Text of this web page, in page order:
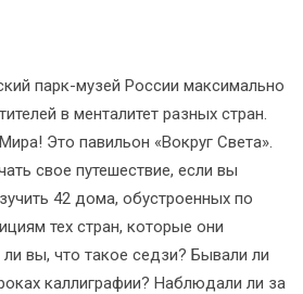
парк-музей России максимально
в менталитет разных стран.
Это павильон «Вокруг Света».
свое путешествие, если вы
42 дома, обустроенных по
тех стран, которые они
вы, что такое седзи? Бывали ли
каллиграфии? Наблюдали ли за